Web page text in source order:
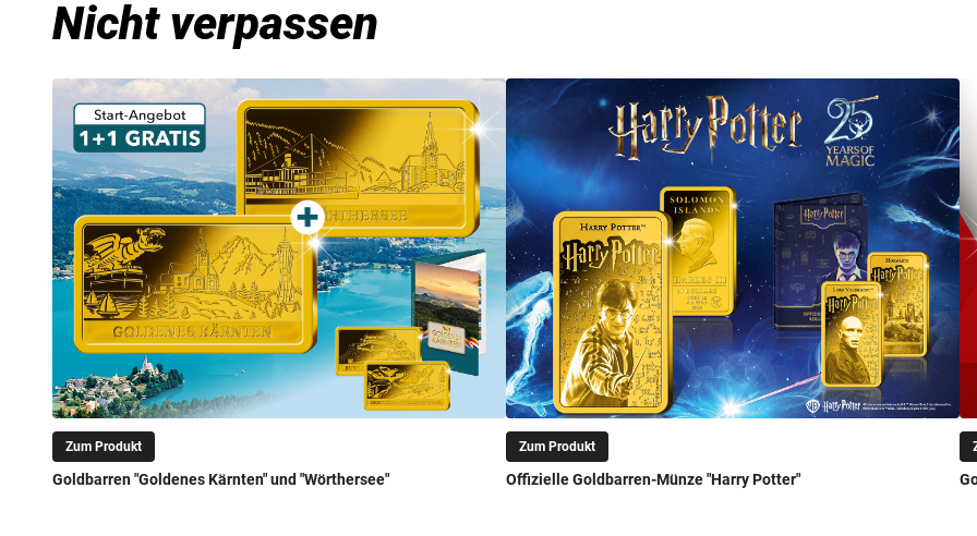
Nicht verpassen
Zum Produkt
Goldbarren "Goldenes Kärnten" und "Wörthersee"
Zum Produkt
Offizielle Goldbarren-Münze "Harry Potter"